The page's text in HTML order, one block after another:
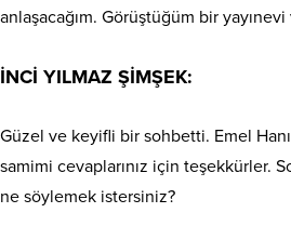
anlaşacağım. Görüştüğüm bir
İNCİ YILMAZ ŞİMŞEK:
Güzel ve keyifli bir sohbetti. Emel
samimi cevaplarınız için teşekkürler.
ne söylemek istersiniz?